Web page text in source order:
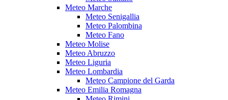
Meteo Marche
Meteo Senigallia
Meteo Palombina
Meteo Fano
Meteo Molise
Meteo Abruzzo
Meteo Liguria
Meteo Lombardia
Meteo Campione del Garda
Meteo Emilia Romagna